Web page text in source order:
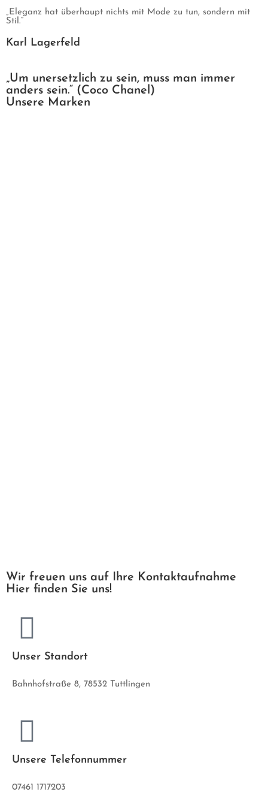
„Eleganz hat überhaupt nichts mit Mode zu tun, sondern mit
Stil.“
Karl Lagerfeld
„Um unersetzlich zu sein, muss man immer
anders sein.“ (Coco Chanel)
Unsere Marken
Wir freuen uns auf Ihre Kontaktaufnahme
Hier finden Sie uns!
Unser Standort
Bahnhofstraße 8, 78532 Tuttlingen
Unsere Telefonnummer
07461 1717203